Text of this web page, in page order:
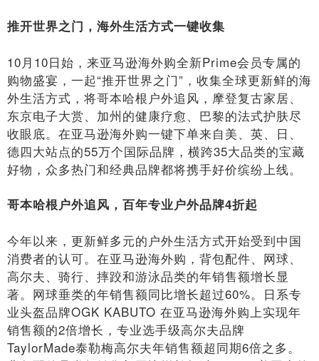
推开世界之门，海外生活方式一键收集
10月10日始，来亚马逊海外购全新Prime会员专属的
购物盛宴，一起“推开世界之门”，收集全球更新鲜的海
外生活方式，将哥本哈根户外追风，摩登复古家居、
东京电子大赏、加州的健康疗愈、巴黎的法式护肤尽
收眼底。在亚马逊海外购一键下单来自美、英、日、
德四大站点的55万个国际品牌，横跨35大品类的宝藏
好物，众多热门和经典品牌都将携手好价缤纷上线。
哥本哈根户外追风，百年专业户外品牌4折起
今年以来，更新鲜多元的户外生活方式开始受到中国
消费者的认可。在亚马逊海外购，背包配件、网球、
高尔夫、骑行、摔跤和游泳品类的年销售额增长显
著。网球垂类的年销售额同比增长超过60%。日系专
业头盔品牌OGK KABUTO 在亚马逊海外购上实现年
销售额的2倍增长，专业选手级高尔夫品牌
TaylorMade泰勒梅高尔夫年销售额超同期6倍之多。